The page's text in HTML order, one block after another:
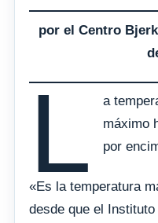
por el Centro
L
a
máximo
por
«Es la temperatura
desde que el